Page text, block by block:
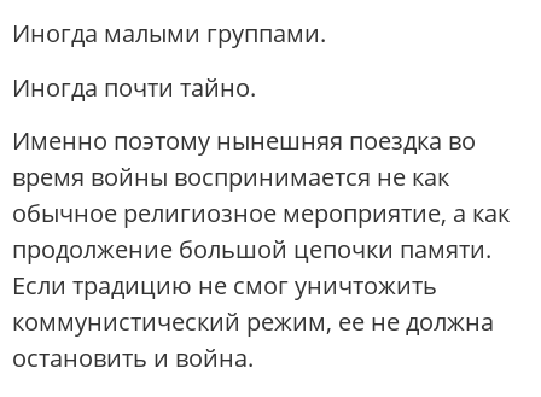
Иногда малыми группами.
Иногда почти тайно.
Именно поэтому нынешняя поездка во
время войны воспринимается не как
обычное религиозное мероприятие, а как
продолжение большой цепочки памяти.
Если традицию не смог уничтожить
коммунистический режим, ее не должна
остановить и война.